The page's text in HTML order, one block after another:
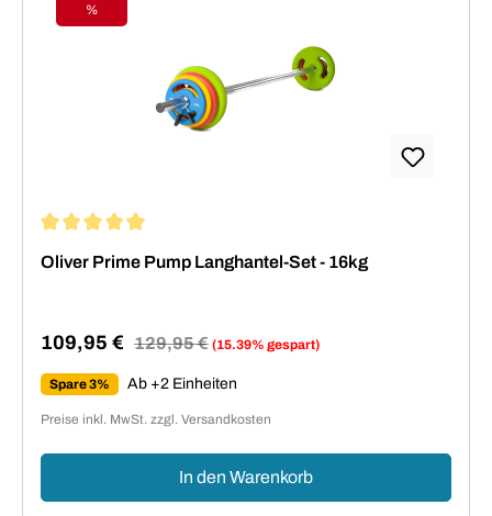
Rabatt
%
Oliver Prime Pump Langhantel-Set - 16kg
Verkaufspreis:
109,95 € Regulärer Preis:
129,95 € (15.39% gespart)
Spare 3% Ab +2 Einheiten
Preise inkl. MwSt. zzgl. Versandkosten
In den Warenkorb